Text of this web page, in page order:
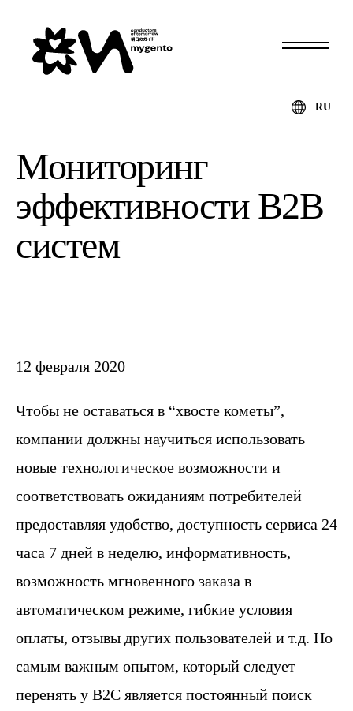
Мониторинг
эффективности B2B
систем
12 февраля 2020
Чтобы не оставаться в “хвосте кометы”,
компании должны научиться использовать
новые технологическое возможности и
соответствовать ожиданиям потребителей
предоставляя удобство, доступность сервиса 24
часа 7 дней в неделю, информативность,
возможность мгновенного заказа в
автоматическом режиме, гибкие условия
оплаты, отзывы других пользователей и т.д. Но
самым важным опытом, который следует
перенять у В2С является постоянный поиск
RU